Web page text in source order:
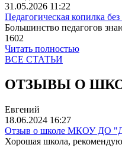
31.05.2026 11:22
Педагогическая копилка
Большинство педагогов
1602
Читать полностью
ВСЕ СТАТЬИ
ОТЗЫВЫ О
Евгений
18.06.2024 16:27
Отзыв о школе МКОУ ДО
Хорошая школа,